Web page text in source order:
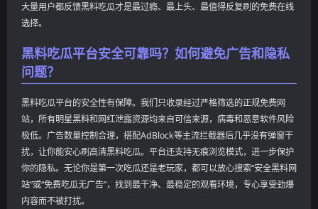
大量用户都反馈黑料吃瓜才是最过瘾、最上头、最值得反复刷的免费在线
选择。
黑料吃瓜平台安全可靠吗？如何避免广告和隐私
问题？
黑料吃瓜平台的安全性有保障。我们只收录经过严格筛选的正规免费网
站，所有明星黑料和网红泄露资源均来自可信来源，病毒和恶意软件风险
极低。广告数量控制合理，搭配AdBlock等主流拦截器后几乎没有弹窗干
扰，让你能安心刷高清黑料吃瓜。平台还支持无痕浏览模式，进一步保护
你的隐私。无论你是第一次吃瓜还是老玩家，都可以放心搜索“安全黑料网
站”或“免费吃瓜无广告”，找到最干净、最稳定的观看环境，专心享受劲爆
内容而不被打扰。